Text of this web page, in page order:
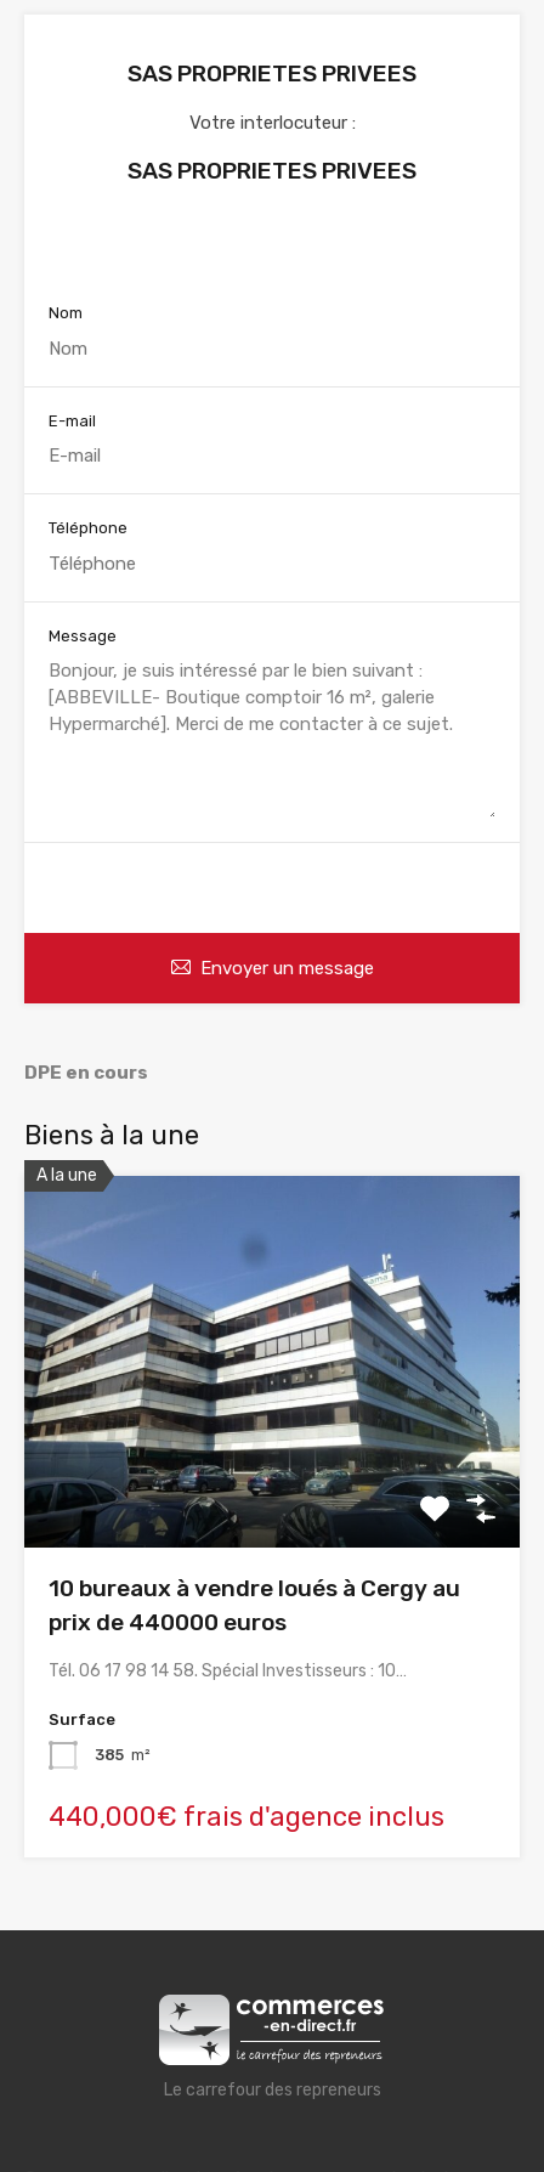
SAS PROPRIETES PRIVEES
Votre interlocuteur :
SAS PROPRIETES PRIVEES
Nom
E-mail
Téléphone
Message
Envoyer un message
DPE en cours
Biens à la une
A la une
10 bureaux à vendre loués à Cergy au
prix de 440000 euros
Tél. 06 17 98 14 58. Spécial Investisseurs : 10…
Surface
385 m²
440,000€ frais d'agence inclus
Le carrefour des repreneurs